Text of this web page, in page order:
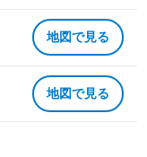
地図で見る
地図で見る